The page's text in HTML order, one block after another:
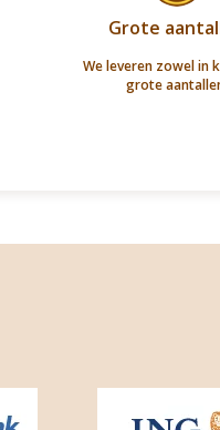
Grote
We leveren zowel in
grote